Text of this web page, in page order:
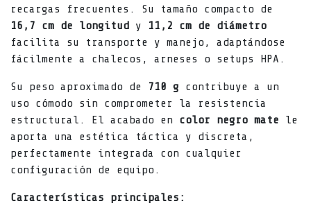
recargas frecuentes. Su tamaño compacto de
16,7 cm de longitud y
11,2 cm de diámetro
facilita su transporte y manejo, adaptándose
fácilmente a chalecos, arneses o setups HPA.
Su peso aproximado de 710 g contribuye a un
uso cómodo sin comprometer la resistencia
estructural. El acabado en color negro mate le
aporta una estética táctica y discreta,
perfectamente integrada con cualquier
configuración de equipo.
Características principales: